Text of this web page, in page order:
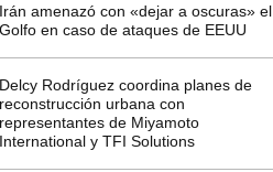
amenazó con «dejar a oscuras» el
en caso de ataques de EEUU
Rodríguez coordina planes de
urbana con
de Miyamoto
y TFI Solutions